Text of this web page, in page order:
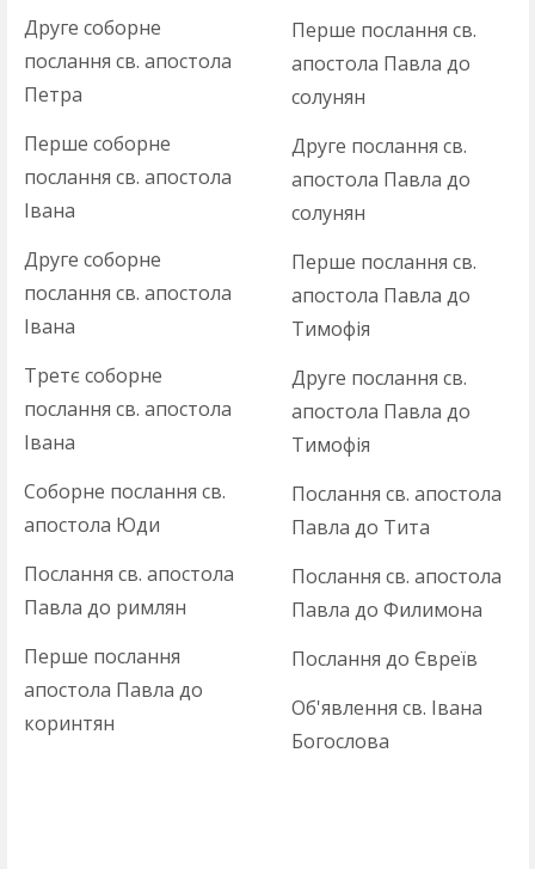
Друге соборне
послання св. апостола
Петра
Перше соборне
послання св. апостола
Івана
Друге соборне
послання св. апостола
Івана
Третє соборне
послання св. апостола
Івана
Соборне послання св.
апостола Юди
Послання св. апостола
Павла до римлян
Перше послання
апостола Павла до
коринтян
Перше послання св.
апостола Павла до
солунян
Друге послання св.
апостола Павла до
солунян
Перше послання св.
апостола Павла до
Тимофія
Друге послання св.
апостола Павла до
Тимофія
Послання св. апостола
Павла до Тита
Послання св. апостола
Павла до Филимона
Послання до Євреїв
Об'явлення св. Івана
Богослова